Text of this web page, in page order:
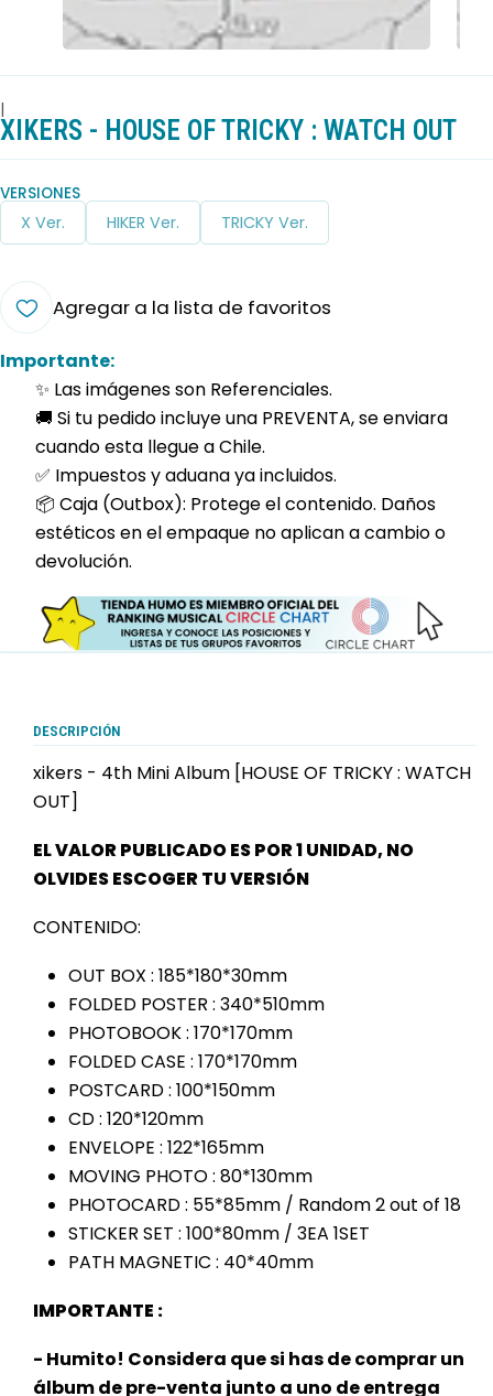
|
XIKERS - HOUSE OF TRICKY : WATCH OUT
VERSIONES
X Ver. HIKER Ver. TRICKY Ver.
Agregar a la lista de favoritos
Importante:
✨ Las imágenes son Referenciales.
🚚 Si tu pedido incluye una PREVENTA, se enviara
cuando esta llegue a Chile.
✅ Impuestos y aduana ya incluidos.
📦 Caja (Outbox): Protege el contenido. Daños
estéticos en el empaque no aplican a cambio o
devolución.
DESCRIPCIÓN
xikers - 4th Mini Album [HOUSE OF TRICKY : WATCH
OUT]
EL VALOR PUBLICADO ES POR 1 UNIDAD, NO
OLVIDES ESCOGER TU VERSIÓN
CONTENIDO:
OUT BOX : 185*180*30mm
FOLDED POSTER : 340*510mm
PHOTOBOOK : 170*170mm
FOLDED CASE : 170*170mm
POSTCARD : 100*150mm
CD : 120*120mm
ENVELOPE : 122*165mm
MOVING PHOTO : 80*130mm
PHOTOCARD : 55*85mm / Random 2 out of 18
STICKER SET : 100*80mm / 3EA 1SET
PATH MAGNETIC : 40*40mm
IMPORTANTE :
- Humito! Considera que si has de comprar un
álbum de pre-venta junto a uno de entrega